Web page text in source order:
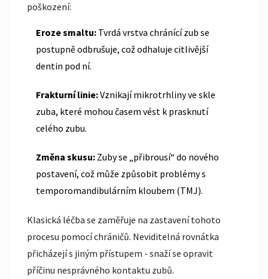
poškození:
Eroze smaltu: Tvrdá vrstva chránící zub se
postupně odbrušuje, což odhaluje citlivější
dentin pod ní.
Frakturní linie:Vznikají mikrotrhliny ve skle
zuba, které mohou časem vést k prasknutí
celého zubu.
Změna skusu: Zuby se „přibrousí“ do nového
postavení, což může způsobit problémy s
temporomandibulárním kloubem (TMJ).
Klasická léčba se zaměřuje na zastavení tohoto
procesu pomocí chráničů. Neviditelná rovnátka
přicházejí s jiným přístupem - snaží se opravit
příčinu nesprávného kontaktu zubů.